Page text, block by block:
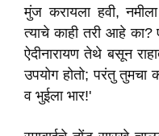
मुंज करायला हवी,
त्याचे काही तरी आहे
ऐदीनारायण तेथे बसून
उपयोग होतो; परंतु तुमचा
व भुईला भार!'